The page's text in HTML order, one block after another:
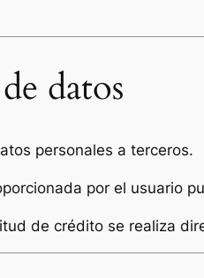
datos
personales a terceros.
por el usuario
de crédito se realiza